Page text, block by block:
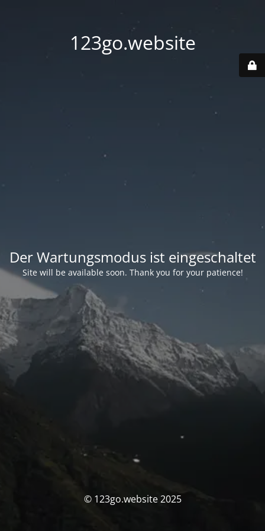
123go.website
Der Wartungsmodus ist eingeschaltet
Site will be available soon. Thank you for your patience!
© 123go.website 2025